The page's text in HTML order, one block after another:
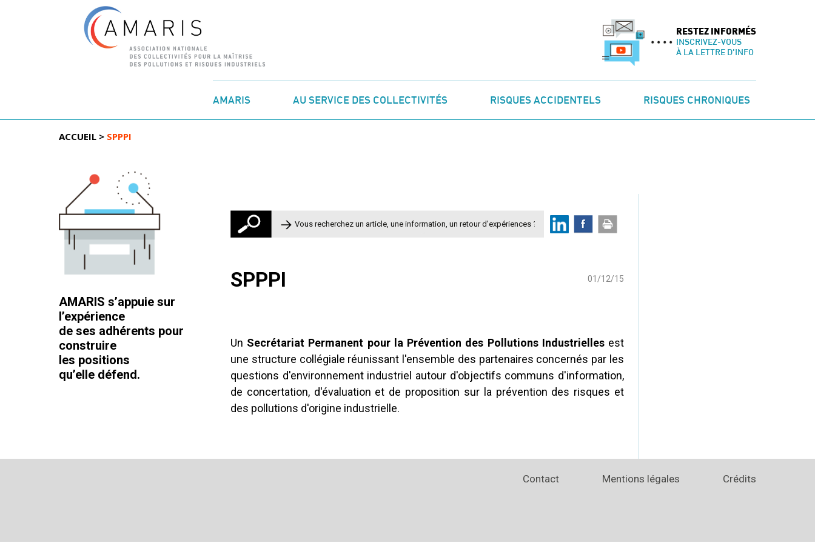
RESTEZ INFORMÉS
INSCRIVEZ-VOUS
À LA LETTRE D'INFO
AMARIS AU SERVICE DES COLLECTIVITÉS RISQUES ACCIDENTELS RISQUES CHRONIQUES
ACCUEIL > SPPPI
AMARIS s’appuie sur
l’expérience
de ses adhérents pour
construire
les positions
qu’elle défend.
Rechercher :
SPPPI 01/12/15
Un Secrétariat Permanent pour la Prévention des Pollutions Industriellesest
une structure collégiale réunissant l'ensemble des partenaires concernés par les
questions d'environnement industriel autour d'objectifs communs d'information,
de concertation, d'évaluation et de proposition sur la prévention des risques et
des pollutions d'origine industrielle.
Contact Mentions légales Crédits